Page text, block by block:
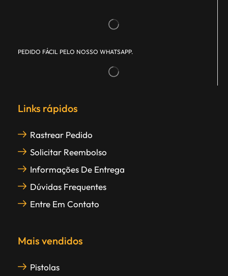
PEDIDO FÁCIL PELO NOSSO WHATSAPP.
Links rápidos
Rastrear Pedido
Solicitar Reembolso
Informações De Entrega
Dúvidas Frequentes
Entre Em Contato
Mais vendidos
Pistolas